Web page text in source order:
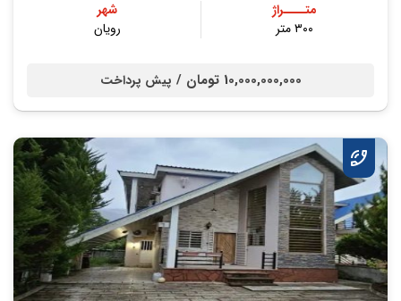
متــــراژ
۳۰۰ متر
شهر
رویان
10,000,000,000 تومان / پیش پرداخت